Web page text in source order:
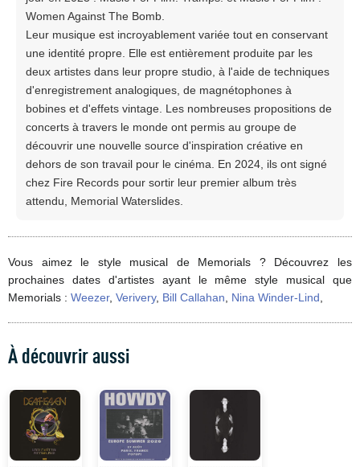
Women Against The Bomb.
Leur musique est incroyablement variée tout en conservant
une identité propre. Elle est entièrement produite par les
deux artistes dans leur propre studio, à l'aide de techniques
d'enregistrement analogiques, de magnétophones à
bobines et d'effets vintage. Les nombreuses propositions de
concerts à travers le monde ont permis au groupe de
découvrir une nouvelle source d'inspiration créative en
dehors de son travail pour le cinéma. En 2024, ils ont signé
chez Fire Records pour sortir leur premier album très
attendu, Memorial Waterslides.
Vous aimez le style musical de Memorials ? Découvrez les
prochaines dates d'artistes ayant le même style musical que
Memorials : Weezer, Verivery, Bill Callahan Nina Winder-Lind
À découvrir aussi